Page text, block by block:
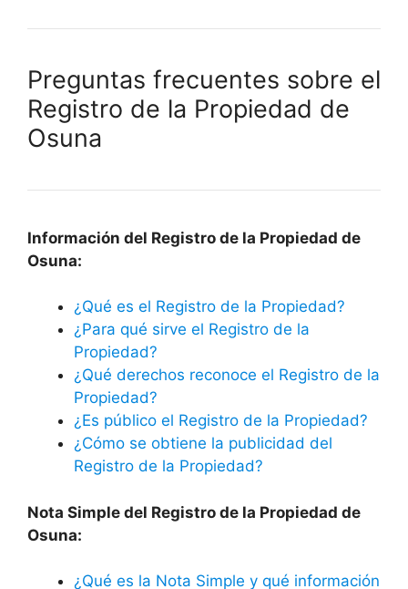
Preguntas frecuentes sobre el
Registro de la Propiedad de
Osuna
Información del Registro de la Propiedad de
Osuna:
¿Qué es el Registro de la Propiedad?
¿Para qué sirve el Registro de la
Propiedad?
¿Qué derechos reconoce el Registro de la
Propiedad?
¿Es público el Registro de la Propiedad?
¿Cómo se obtiene la publicidad del
Registro de la Propiedad?
Nota Simple del Registro de la Propiedad de
Osuna:
¿Qué es la Nota Simple y qué información